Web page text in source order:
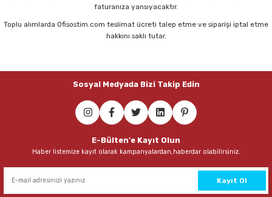
Drt 413 3 lü Dövme Altın Masaüstü Kalemlik Set
Sepete Ekle
Drt 412 3 lü Kırmızı Masaüstü Kalemlik Set
182,00 TL
Sepete Ekle
faturanıza yansıyacaktır.
Toplu alımlarda Ofisostim.com teslimat ücreti talep etme ve siparişi iptal etme
hakkını saklı tutar.
Sosyal Medyada Bizi Takip Edin
E-Bülten'e Kayıt Olun
Haber listemize kayıt olarak kampanyalardan,haberdar olabilirsiniz.
Kayıt Ol